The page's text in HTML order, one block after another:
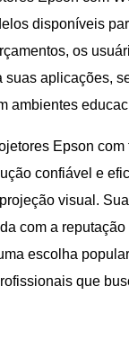
disponíveis
os
suas aplicações,
ambientes
Epson
confiável e
visual.
com a
escolha
que